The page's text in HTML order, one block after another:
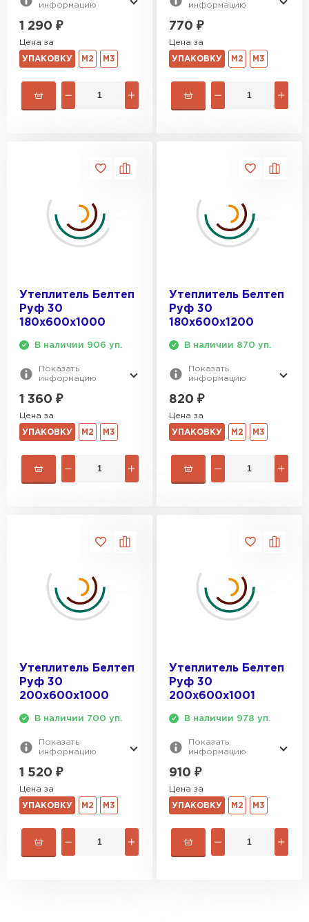
информацию
1 290 ₽
Цена за
УПАКОВКУ М2 М3
информацию
770 ₽
Цена за
УПАКОВКУ М2 М3
Утеплитель Белтеп
Руф 30
180х600х1000
В наличии 906 уп.
Показать
информацию
1 360 ₽
Цена за
УПАКОВКУ М2 М3
Утеплитель Белтеп
Руф 30
180х600х1200
В наличии 870 уп.
Показать
информацию
820 ₽
Цена за
УПАКОВКУ М2 М3
Утеплитель Белтеп
Руф 30
200х600х1000
В наличии 700 уп.
Показать
информацию
1 520 ₽
Цена за
УПАКОВКУ М2 М3
Утеплитель Белтеп
Руф 30
200х600х1001
В наличии 978 уп.
Показать
информацию
910 ₽
Цена за
УПАКОВКУ М2 М3